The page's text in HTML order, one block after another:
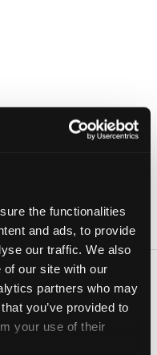
the functionalities
and ads, to provide
our traffic. We also
our site with our
partners who may
you’ve provided to
your use of their